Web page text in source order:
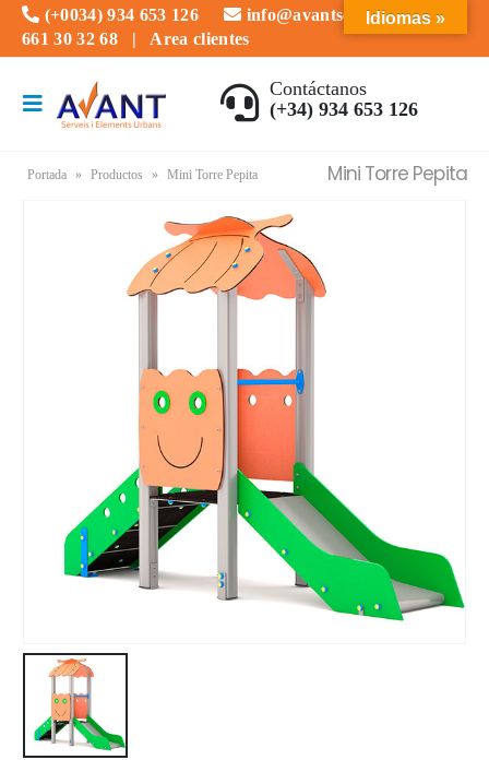
(+0034) 934 653 126
info@avantserveis.com
661 30 32 68 | Area clientes
Contáctanos
(+34) 934 653 126
Mini Torre Pepita
Portada » Productos » Mini Torre Pepita
Idiomas »